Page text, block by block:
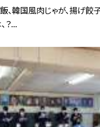
、韓国風肉じゃが、揚げ餃
？...